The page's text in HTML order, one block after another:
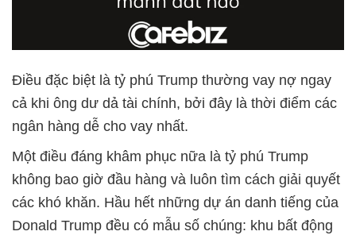
Điều đặc biệt là tỷ phú Trump thường vay nợ ngay
cả khi ông dư dả tài chính, bởi đây là thời điểm các
ngân hàng dễ cho vay nhất.
Một điều đáng khâm phục nữa là tỷ phú Trump
không bao giờ đầu hàng và luôn tìm cách giải quyết
các khó khăn. Hầu hết những dự án danh tiếng của
Donald Trump đều có mẫu số chúng: khu bất động